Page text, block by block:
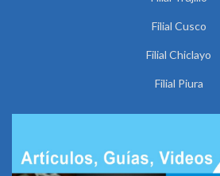
Filial Cusco
Filial Chiclayo
Filial Piura